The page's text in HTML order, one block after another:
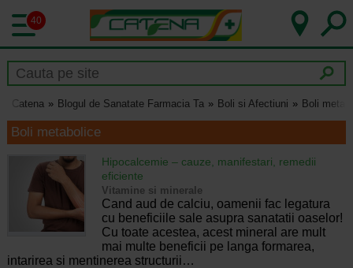
40
Catena Blogul de Sanatate Farmacia Ta Boli si Afectiuni Boli
Boli metabolice
Hipocalcemie – cauze, manifestari, remedii
eficiente
Vitamine si minerale
Cand aud de calciu, oamenii fac legatura
cu beneficiile sale asupra sanatatii oaselor!
Cu toate acestea, acest mineral are mult
mai multe beneficii pe langa formarea,
intarirea si mentinerea structurii…